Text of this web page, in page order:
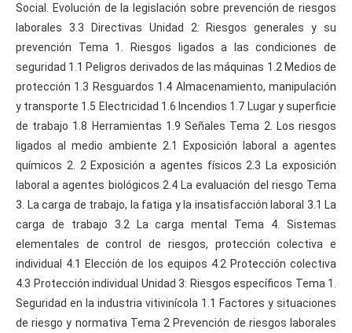
Social. Evolución de la legislación sobre prevención de riesgos
laborales 3.3 Directivas Unidad 2: Riesgos generales y su
prevención Tema 1. Riesgos ligados a las condiciones de
seguridad 1.1 Peligros derivados de las máquinas 1.2 Medios de
protección 1.3 Resguardos 1.4 Almacenamiento, manipulación
y transporte 1.5 Electricidad 1.6 Incendios 1.7 Lugar y superficie
de trabajo 1.8 Herramientas 1.9 Señales Tema 2. Los riesgos
ligados al medio ambiente 2.1 Exposición laboral a agentes
químicos 2. 2 Exposición a agentes físicos 2.3 La exposición
laboral a agentes biológicos 2.4 La evaluación del riesgo Tema
3. La carga de trabajo, la fatiga y la insatisfacción laboral 3.1 La
carga de trabajo 3.2 La carga mental Tema 4. Sistemas
elementales de control de riesgos, protección colectiva e
individual 4.1 Elección de los equipos 4.2 Protección colectiva
4.3 Protección individual Unidad 3: Riesgos específicos Tema 1.
Seguridad en la industria vitivinícola 1.1 Factores y situaciones
de riesgo y normativa Tema 2 Prevención de riesgos laborales